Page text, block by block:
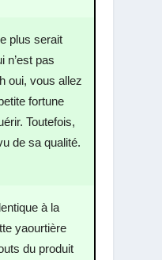
plus serait
n’est pas
oui, vous allez
fortune
Toutefois,
de sa qualité.
à la
yaourtière
du produit